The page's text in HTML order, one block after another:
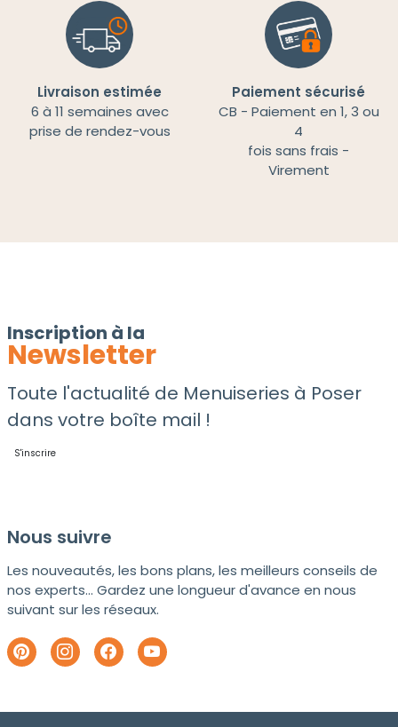
Livraison estimée
6 à 11 semaines avec
prise de rendez-vous
Paiement sécurisé
CB - Paiement en 1, 3 ou
4
fois sans frais -
Virement
Inscription à la
Newsletter
Toute l'actualité de Menuiseries à Poser
dans votre boîte mail !
S'inscrire
Nous suivre
Les nouveautés, les bons plans, les meilleurs conseils de
nos experts... Gardez une longueur d'avance en nous
suivant sur les réseaux.